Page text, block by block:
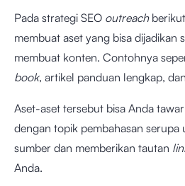
Pada strategi SEO outreach
membuat aset yang bisa dijadikan
membuat konten. Contohnya
book, artikel panduan lengkap,
Aset-aset tersebut bisa Anda
dengan topik pembahasan serupa
sumber dan memberikan tautan
Anda.